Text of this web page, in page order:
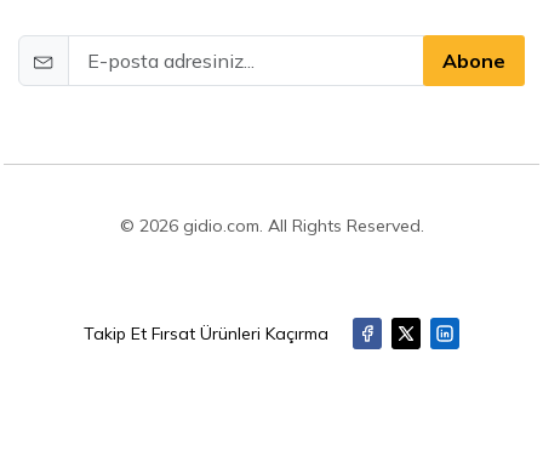
Abone
© 2026 gidio.com. All Rights Reserved.
Takip Et Fırsat Ürünleri Kaçırma